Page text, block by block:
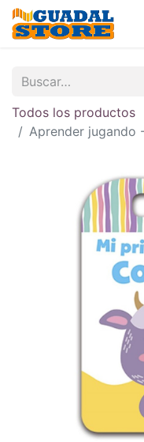
Todos los productos
Aprender jugando